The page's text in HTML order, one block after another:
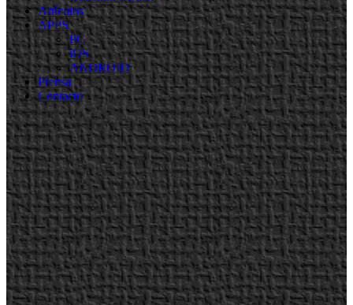
Artículos
APPS
PC
iOS
ANDROID
Prensa
Contacto